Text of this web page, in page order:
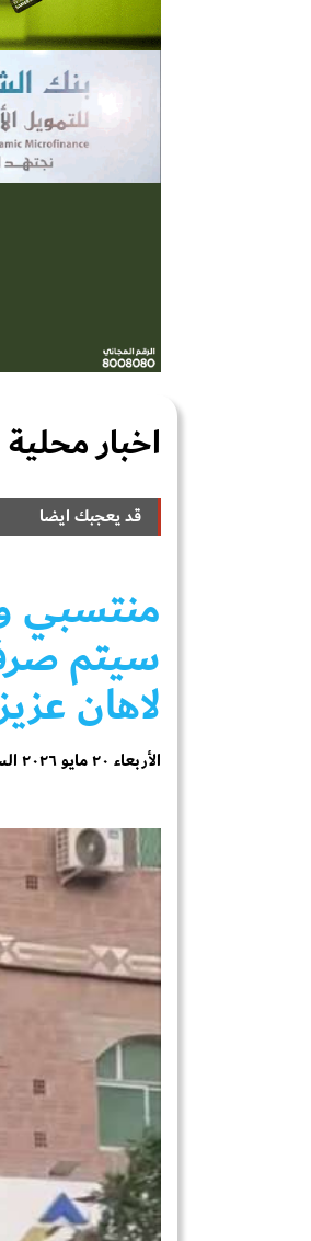
اخبار محلية
قد يعجبك ايضا
منتسبي
سيتم
لاهان
الأربعاء ٢٠ مايو ٢٠٢٦ الساعة ٠٥:٤٠ مساءً